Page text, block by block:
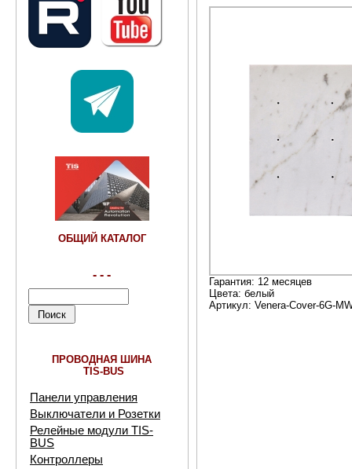
ОБЩИЙ КАТАЛОГ
- - -
ПРОВОДНАЯ ШИНА
TIS-BUS
Панели управления
Выключатели и Розетки
Релейные модули TIS-
BUS
Контроллеры
Гарантия: 12 месяцев
Цвета: белый
Артикул: Venera-Cover-6G-